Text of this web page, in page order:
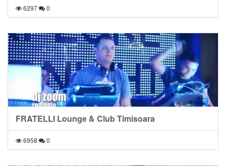
6297 0
FRATELLI Lounge & Club Timisoara
6958 0